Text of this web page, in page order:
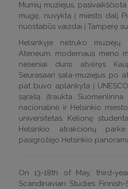
Mumių muziejus,
mugę, nuvykta į miesto dalį
nuostabūs vaizdai į Tamperę
Helsinkyje netruko muziejų:
Ateneum, modernaus meno
neseniai duris atvėręs
Seurasaari sala-muziejus po
pat buvo aplankyta į
sąrašą įtraukta
nacionalinė ir Helsinkio
universitetas. Kelionę
Helsinkio atrakcionų
pasigrožėjo Helsinkio
On 13-18th of May, third-
Scandinavian Studies